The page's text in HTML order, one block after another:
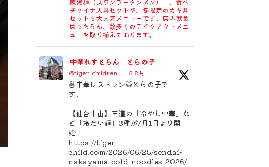
チャイナ天丼セットや、冬限定のカキ丼
セットも大人気メニューです。店内飲食
はもちろん、数多くのテイクアウトメニ
ューを取り揃えております。
中華れすとらん とらの子
@tiger_children · 3 8月
🍜中華レストラン🐯とらの子で
す。
【仙台中山】王道の「冷やし中華」な
ど「冷たい麺」3種が7月1日より開
始！
https://tiger-
child.com/2026/06/25/sendai-
nakayama-cold-noodles-2026/